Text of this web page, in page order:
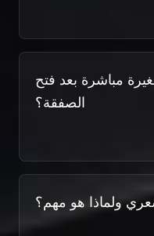
مباشرة بعد فتح
الصفقة؟
ولماذا هو مهم؟